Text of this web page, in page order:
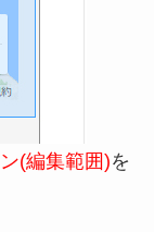
(編集範囲)を